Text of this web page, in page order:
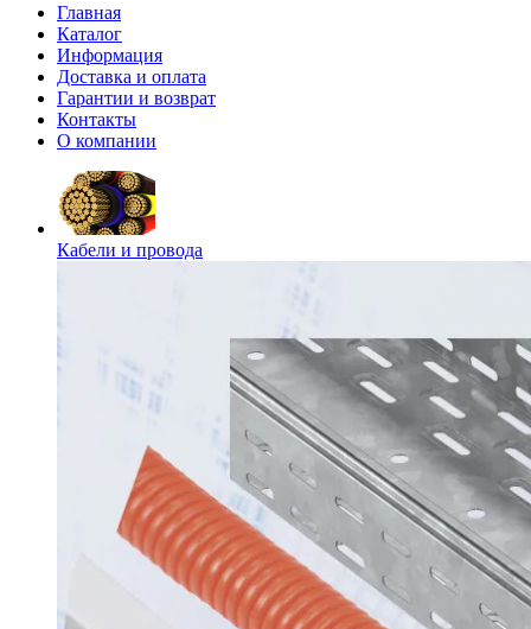
Главная
Каталог
Информация
Доставка и оплата
Гарантии и возврат
Контакты
О компании
Кабели и провода